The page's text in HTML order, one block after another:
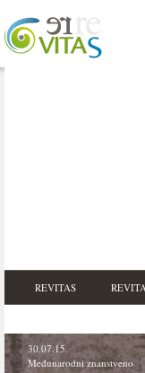
REVITAS
30.07.15.
Međunarodni znanstveno